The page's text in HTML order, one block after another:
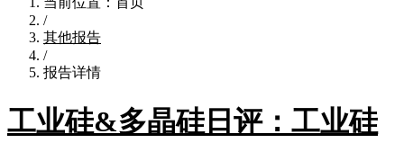
/
其他报告
/
报告详情
工业硅&多晶硅日评：工业硅